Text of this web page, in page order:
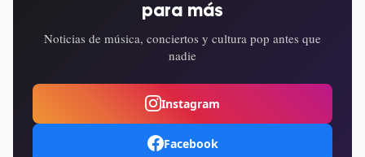
para más
Noticias de música, conciertos y cultura pop antes que
nadie
Instagram
Facebook